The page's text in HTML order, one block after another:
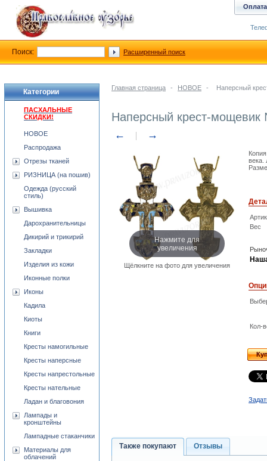
Главная страница - НОВОЕ - Наперсный
Наперсный крест-
← →
Нажмите для
увеличения
Щёлкните на фото для увеличения
века.
Вес
Кол-
Также покупают Отзывы
Категории
ПАСХАЛЬНЫЕ
СКИДКИ!
НОВОЕ
Распродажа
Отрезы тканей
РИЗНИЦА (на пошив)
Одежда (русский
стиль)
Вышивка
Дарохранительницы
Дикирий и трикирий
Закладки
Изделия из кожи
Иконные полки
Иконы
Кадила
Киоты
Книги
Кресты намогильные
Кресты наперсные
Кресты напрестольные
Кресты нательные
Ладан и благовония
Лампады и
кронштейны
Лампадные стаканчики
Материалы для
облачений
Оплата
Поиск: Расширенный поиск